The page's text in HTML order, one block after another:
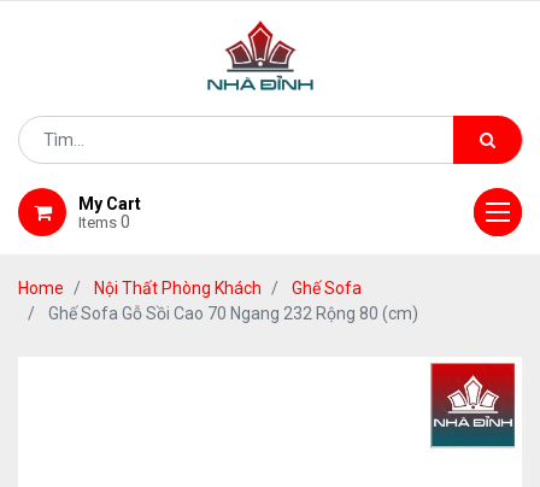
My Cart
Items 0
Home Nội Thất Phòng Khách
Ghế Sofa
Ghế Sofa Gỗ Sồi Cao 70 Ngang 232 Rộng 80 (cm)